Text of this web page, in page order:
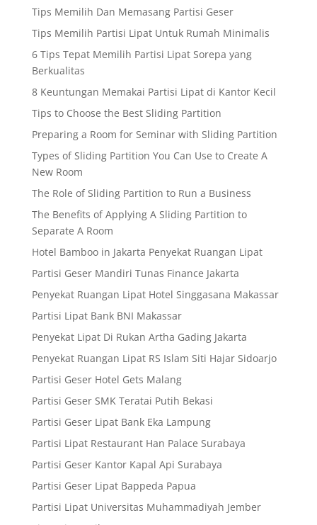
Tips Memilih Dan Memasang Partisi Geser
Tips Memilih Partisi Lipat Untuk Rumah Minimalis
6 Tips Tepat Memilih Partisi Lipat Sorepa yang
Berkualitas
8 Keuntungan Memakai Partisi Lipat di Kantor Kecil
Tips to Choose the Best Sliding Partition
Preparing a Room for Seminar with Sliding Partition
Types of Sliding Partition You Can Use to Create A
New Room
The Role of Sliding Partition to Run a Business
The Benefits of Applying A Sliding Partition to
Separate A Room
Hotel Bamboo in Jakarta Penyekat Ruangan Lipat
Partisi Geser Mandiri Tunas Finance Jakarta
Penyekat Ruangan Lipat Hotel Singgasana Makassar
Partisi Lipat Bank BNI Makassar
Penyekat Lipat Di Rukan Artha Gading Jakarta
Penyekat Ruangan Lipat RS Islam Siti Hajar Sidoarjo
Partisi Geser Hotel Gets Malang
Partisi Geser SMK Teratai Putih Bekasi
Partisi Geser Lipat Bank Eka Lampung
Partisi Lipat Restaurant Han Palace Surabaya
Partisi Geser Kantor Kapal Api Surabaya
Partisi Geser Lipat Bappeda Papua
Partisi Lipat Universitas Muhammadiyah Jember